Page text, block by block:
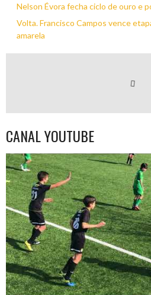
Nelson Évora fecha ciclo de ouro e
Volta. Francisco Campos vence
amarela
CANAL YOUTUBE